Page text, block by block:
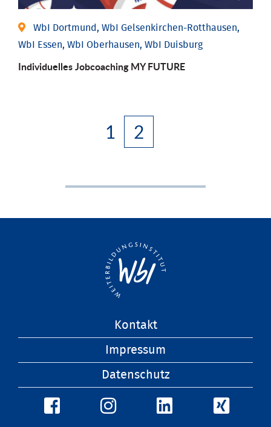
WbI Dortmund, WbI Gelsenkirchen-Rotthausen,
WbI Essen, WbI Oberhausen, WbI Duisburg
Individuelles Jobcoaching MY FUTURE
1 2
Kontakt
Impressum
Datenschutz